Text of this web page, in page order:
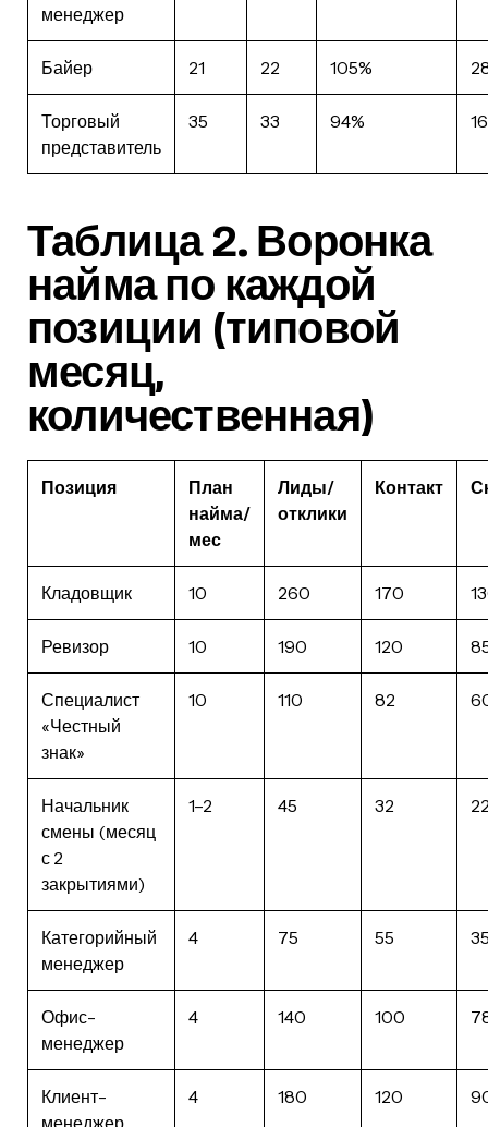
менеджер
Байер 21 22 105%
Торговый
представитель
35 33 94%
Таблица 2. Воронка
найма по каждой
позиции (типовой
месяц,
количественная)
Позиция
План
найма/
мес
Лиды/
отклики
Контакт
Кладовщик 10 260 170
Ревизор 10 190 120
Специалист
«Честный
знак»
10 110 82
Начальник
смены (месяц
с 2
закрытиями)
1–2 45 32
Категорийный
менеджер
4 75 55
Офис-
менеджер
4 140 100
Клиент-
4 180 120